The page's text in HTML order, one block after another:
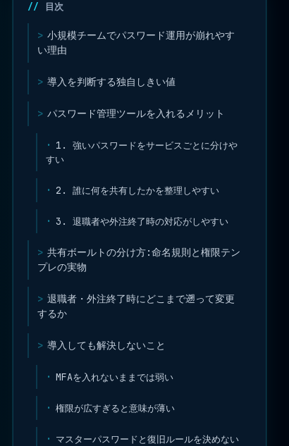
目次
小規模チームでパスワード運用が崩れやす
い理由
導入を判断する独自しきい値
パスワード管理ツールを入れるメリット
1. 強いパスワードをサービスごとに分けや
すい
2. 誰に何を共有したかを整理しやすい
3. 退職者や外注終了時の対応がしやすい
共有ボールトの分け方:命名規則と権限テン
プレの実物
退職者・外注終了時にどこまで遡って変更
するか
導入しても解決しないこと
MFAを入れないままでは弱い
権限が広すぎると意味が薄い
マスターパスワードと復旧ルールを決めない